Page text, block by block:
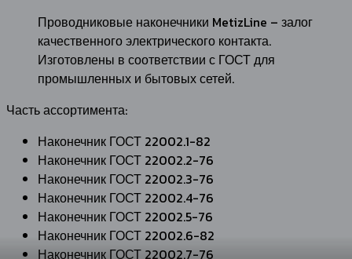
Проводниковые наконечники MetizLine – залог
качественного электрического контакта.
Изготовлены в соответствии с ГОСТ для
промышленных и бытовых сетей.
Часть ассортимента:
Наконечник ГОСТ 22002.1-82
Наконечник ГОСТ 22002.2-76
Наконечник ГОСТ 22002.3-76
Наконечник ГОСТ 22002.4-76
Наконечник ГОСТ 22002.5-76
Наконечник ГОСТ 22002.6-82
Наконечник ГОСТ 22002.7-76